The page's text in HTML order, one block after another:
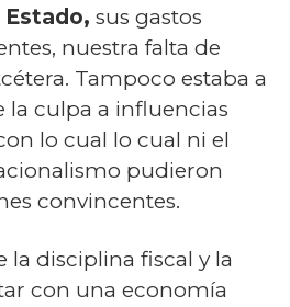
sus gastos
nuestra falta de
Tampoco estaba a
la culpa a influencias
lo cual lo cual ni el
pudieron
convincentes.
la disciplina fiscal y la
con una economía